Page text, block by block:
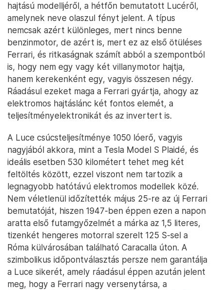
hajtású modelljéről, a hétfőn bemutatott Lucéről,
amelynek neve olaszul fényt jelent. A típus
nemcsak azért különleges, mert nincs benne
benzinmotor, de azért is, mert ez az első ötüléses
Ferrari, és ritkaságnak számít abból a szempontból
is, hogy nem egy vagy két villanymotor hajtja,
hanem kerekenként egy, vagyis összesen négy.
Ráadásul ezeket maga a Ferrari gyártja, ahogy az
elektromos hajtáslánc két fontos elemét, a
teljesítményelektronikát és az invertert is.
A Luce csúcsteljesítménye 1050 lóerő, vagyis
nagyjából akkora, mint a Tesla Model S Plaidé, és
ideális esetben 530 kilométert tehet meg két
feltöltés között, ezzel viszont nem tartozik a
legnagyobb hatótávú elektromos modellek közé.
Nem véletlenül időzítették május 25-re az új Ferrari
bemutatóját, hiszen 1947-ben éppen ezen a napon
aratta első futamgyőzelmét a márka az 1,5 literes,
tizenkét hengeres motorral szerelt 125 S-sel a
Róma külvárosában található Caracalla úton. A
szimbolikus időpontválasztás persze nem garantálja
a Luce sikerét, amely ráadásul éppen azután jelent
meg, hogy a Ferrari nagy versenytársa, a